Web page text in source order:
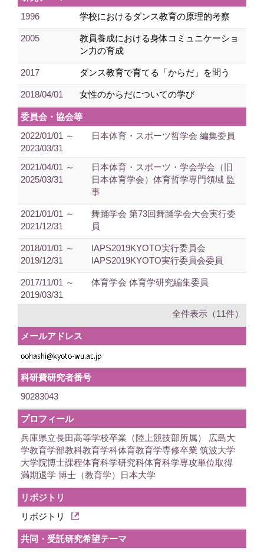
1996
学校におけるダンス教育の原理的考察
2005
教員養成における身体コミュニケーショ
ン力の育成
2017 ダンス教育で育てる「からだ」を問う
2018/04/01 女性のからだについての学び
委員会・協会等
2022/01/01 ～
2023/03/31
日本体育・スポーツ哲学会 編集委員
2021/04/01 ～
2025/03/31
日本体育・スポーツ・学会学会（旧
日本体育学会）体育哲学専門領域 監
事
2021/01/01 ～
2021/12/31
舞踊学会 第73回舞踊学会大会実行委
員
2018/01/01 ～
2019/12/31
IAPS2019KYOTO実行委員会
IAPS2019KYOTO実行委員会委員
2017/11/01 ～
2019/03/31
体育学会 体育学研究編集委員
全件表示（11件）
メールアドレス
科研費研究者番号
90283043
プロフィール
兵庫県立長田高等学校卒業（陸上競技部所属） 広島大
学教育学部教科教育学科体育教育学専修卒業 筑波大学
大学院博士課程体育科学研究科体育科学専攻単位取得
満期退学 博士（教育学）日本大学
リポジトリ
リポジトリ
共同・受託研究希望テーマ